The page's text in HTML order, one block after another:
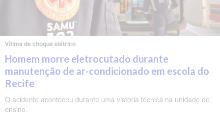
Vítima de choque elétrico
Homem morre eletrocutado durante
manutenção de ar-condicionado em escola do
Recife
O acidente aconteceu durante uma vistoria técnica na unidade de
ensino.